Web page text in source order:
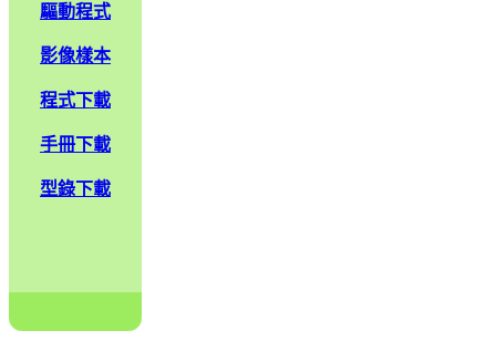
驅動程式
影像樣本
程式下載
手冊下載
型錄下載